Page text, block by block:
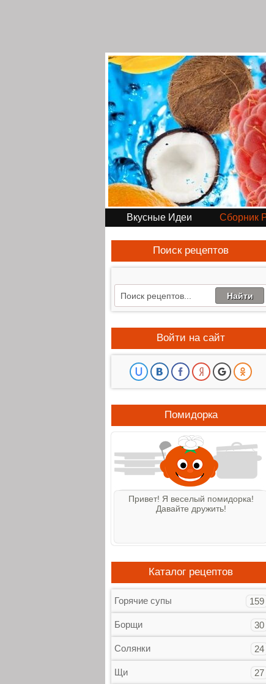
Вкусные Идеи Сборник
Поиск рецептов
Войти на сайт
Помидорка
Привет! Я веселый помидорка!
Давайте дружить!
Каталог рецептов
Горячие супы 159
Борщи 30
Солянки 24
Щи 27